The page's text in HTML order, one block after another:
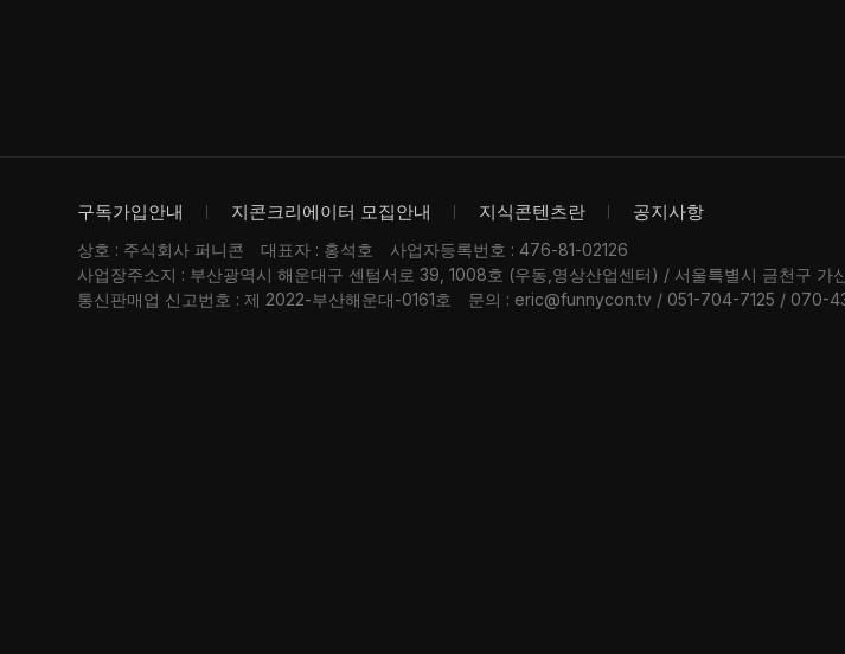
구독가입안내 지콘크리에이터 모집안내 지식콘텐츠란 공지사항
상호 : 주식회사 퍼니콘 대표자 : 홍석호
사업자등록번호 : 476-81-02126
사업장주소지 : 부산광역시 해운대구 센텀서로 39, 1008호 (우동,영상산업센터) / 서울특별시 금천구 가
통신판매업 신고번호 : 제 2022-부산해운대-0161호
문의 : eric@funnycon.tv / 051-704-7125 / 070-